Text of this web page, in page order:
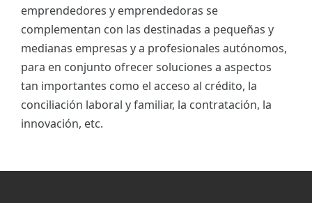
emprendedores y emprendedoras se
complementan con las destinadas a pequeñas y
medianas empresas y a profesionales autónomos,
para en conjunto ofrecer soluciones a aspectos
tan importantes como el acceso al crédito, la
conciliación laboral y familiar, la contratación, la
innovación, etc.